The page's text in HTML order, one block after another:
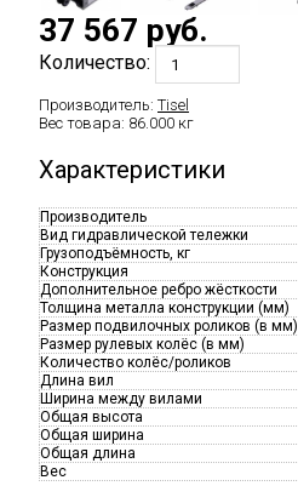
37 567 руб.
Количество:
Производитель: Tisel
Вес товара: 86.000 кг
Характеристики
Производитель
Вид гидравлической тележки
Грузоподъёмность, кг
Конструкция
Дополнительное ребро жёсткости
Толщина металла конструкции (мм)
Размер подвилочных роликов (в мм)
Размер рулевых колёс (в мм)
Количество колёс/роликов
Длина вил
Ширина между вилами
Общая высота
Общая ширина
Общая длина
Вес